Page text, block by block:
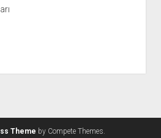
Theme by Compete Themes.